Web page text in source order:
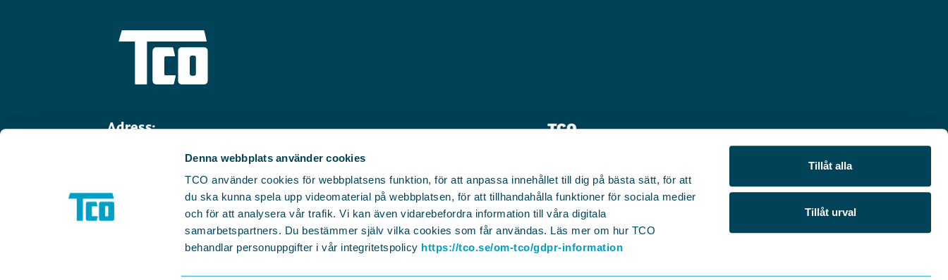
Denna webbplats använder cookies
TCO använder cookies för webbplatsens funktion, för att anpassa innehållet till dig på bästa sätt, för att
du ska kunna spela upp videomaterial på webbplatsen, för att tillhandahålla funktioner för sociala medier
och för att analysera vår trafik. Vi kan även vidarebefordra information till våra digitala
samarbetspartners. Du bestämmer själv vilka cookies som får användas. Läs mer om hur TCO
behandlar personuppgifter i vår integritetspolicy https://tco.se/om-tco/gdpr-information
Tillåt alla
Tillåt urval
Adress:
114 47 Stockholm
Telefon:
08-782 91 00
Faktura:
inbox.lev.1284881@arkivplats.se
info@tco.se
TCO
Kontakt